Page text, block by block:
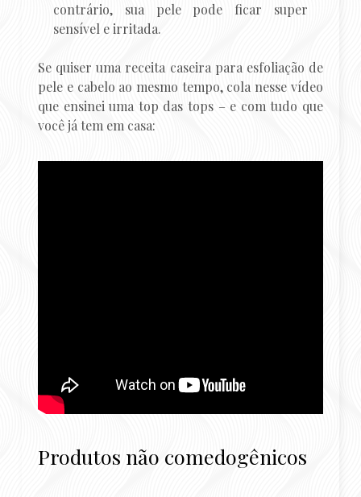
contrário, sua pele pode ficar super
sensível e irritada.
Se quiser uma receita caseira para esfoliação de
pele e cabelo ao mesmo tempo, cola nesse vídeo
que ensinei uma top das tops – e com tudo que
você já tem em casa:
Produtos não comedogênicos